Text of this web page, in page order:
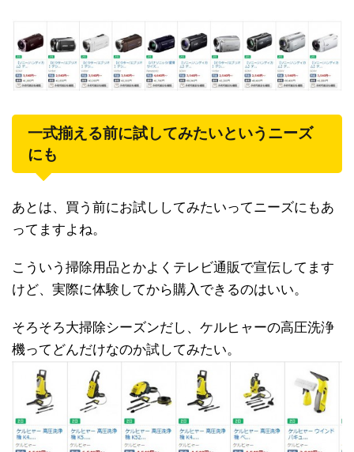
一式揃える前に試してみたいというニーズ
にも
あとは、買う前にお試ししてみたいってニーズにもあ
ってますよね。
こういう掃除用品とかよくテレビ通販で宣伝してます
けど、実際に体験してから購入できるのはいい。
そろそろ大掃除シーズンだし、ケルヒャーの高圧洗浄
機ってどんだけなのか試してみたい。